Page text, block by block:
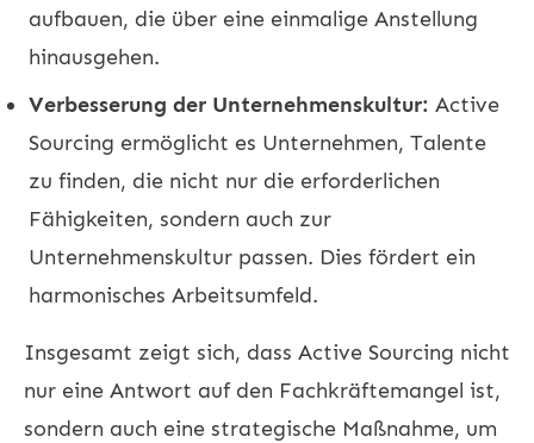
aufbauen, die über eine einmalige Anstellung
hinausgehen.
Verbesserung der Unternehmenskultur: Active
Sourcing ermöglicht es Unternehmen, Talente
zu finden, die nicht nur die erforderlichen
Fähigkeiten, sondern auch zur
Unternehmenskultur passen. Dies fördert ein
harmonisches Arbeitsumfeld.
Insgesamt zeigt sich, dass Active Sourcing nicht
nur eine Antwort auf den Fachkräftemangel ist,
sondern auch eine strategische Maßnahme, um